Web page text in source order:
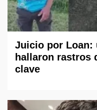
Juicio por Loan:
hallaron rastros
clave